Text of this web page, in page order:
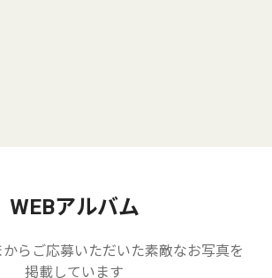
WEBアルバム
らご応募いただいた素敵なお写真を
掲載しています